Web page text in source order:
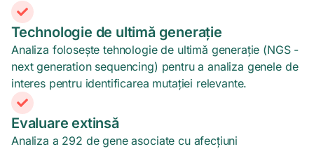
Technologie de ultimă generație
Analiza folosește tehnologie de ultimă generație (NGS -
next generation sequencing) pentru a analiza genele de
interes pentru identificarea mutației relevante.
Evaluare extinsă
Analiza a 292 de gene asociate cu afecțiuni